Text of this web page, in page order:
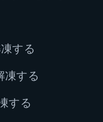
する
凍する
する